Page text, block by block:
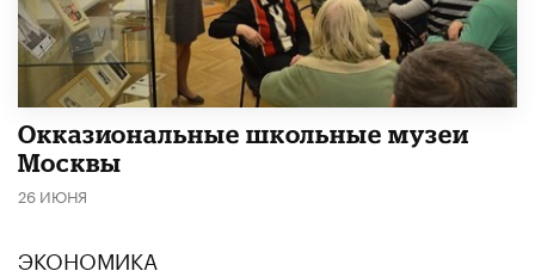
​Окказиональные школьные музеи
Москвы
26 ИЮНЯ
ЭКОНОМИКА